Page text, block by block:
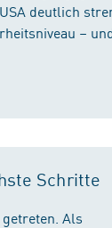
deutlich
–
Schritte
Als